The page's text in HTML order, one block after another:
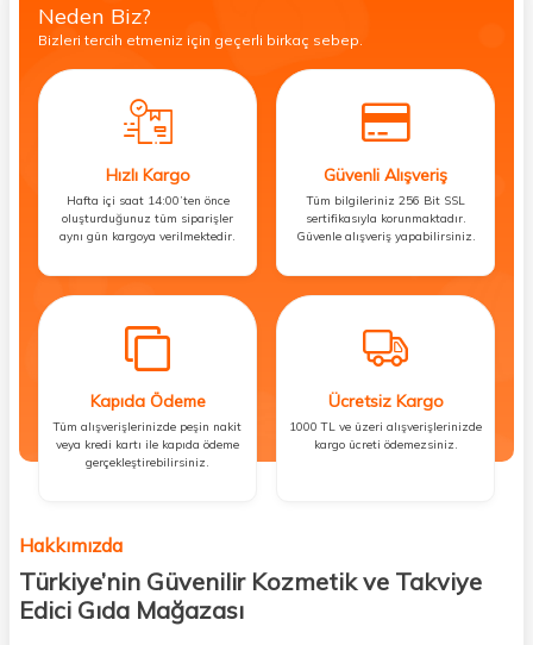
Neden Biz?
Bizleri tercih etmeniz için geçerli birkaç sebep.
Hızlı Kargo
Hafta içi saat 14:00’ten önce
oluşturduğunuz tüm siparişler
aynı gün kargoya verilmektedir.
Güvenli Alışveriş
Tüm bilgileriniz 256 Bit SSL
sertifikasıyla korunmaktadır.
Güvenle alışveriş yapabilirsiniz.
Kapıda Ödeme
Tüm alışverişlerinizde peşin nakit
veya kredi kartı ile kapıda ödeme
gerçekleştirebilirsiniz.
Ücretsiz Kargo
1000 TL ve üzeri alışverişlerinizde
kargo ücreti ödemezsiniz.
Hakkımızda
Türkiye’nin Güvenilir Kozmetik ve Takviye
Edici Gıda Mağazası